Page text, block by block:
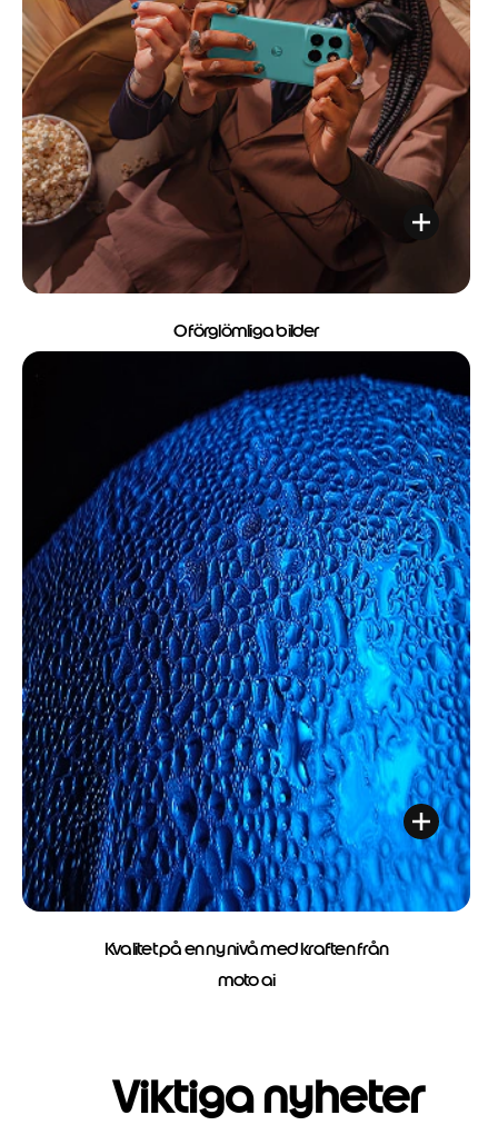
Oförglömliga bilder
Kvalitet på en ny nivå med kraften från
moto ai
Viktiga nyheter